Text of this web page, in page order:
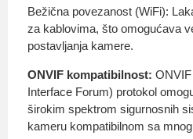
Bežična povezanost (WiFi):
za kablovima, što omogućava
postavljanja kamere.
ONVIF kompatibilnost:
Interface Forum) protokol
širokim spektrom sigurnosnih
kameru kompatibilnom sa